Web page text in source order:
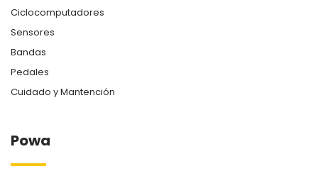
Ciclocomputadores
Sensores
Bandas
Pedales
Cuidado y Mantención
Powa